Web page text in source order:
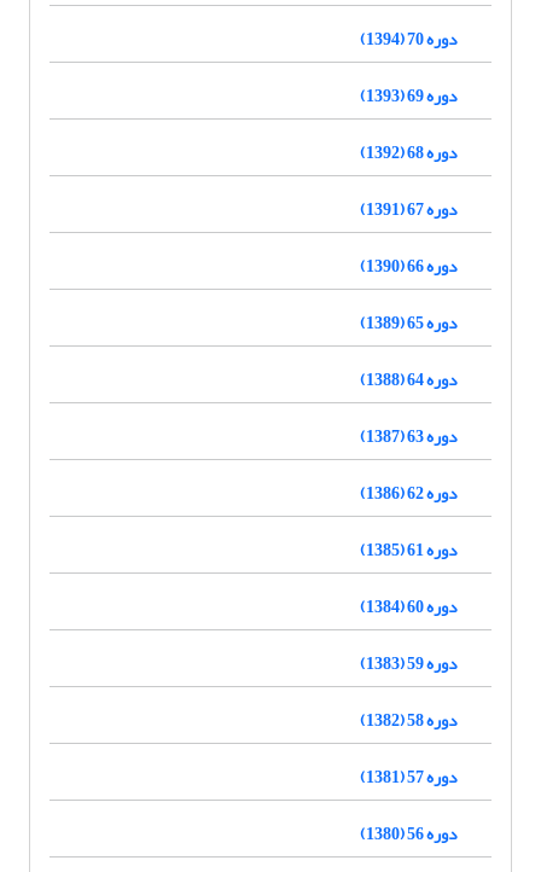
دوره 70 (1394)
دوره 69 (1393)
دوره 68 (1392)
دوره 67 (1391)
دوره 66 (1390)
دوره 65 (1389)
دوره 64 (1388)
دوره 63 (1387)
دوره 62 (1386)
دوره 61 (1385)
دوره 60 (1384)
دوره 59 (1383)
دوره 58 (1382)
دوره 57 (1381)
دوره 56 (1380)